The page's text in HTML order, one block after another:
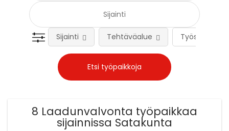
Työsuhteen
Sijainti Tehtäväalue
8 Laadunvalvonta työpaikkaa
sijainnissa Satakunta